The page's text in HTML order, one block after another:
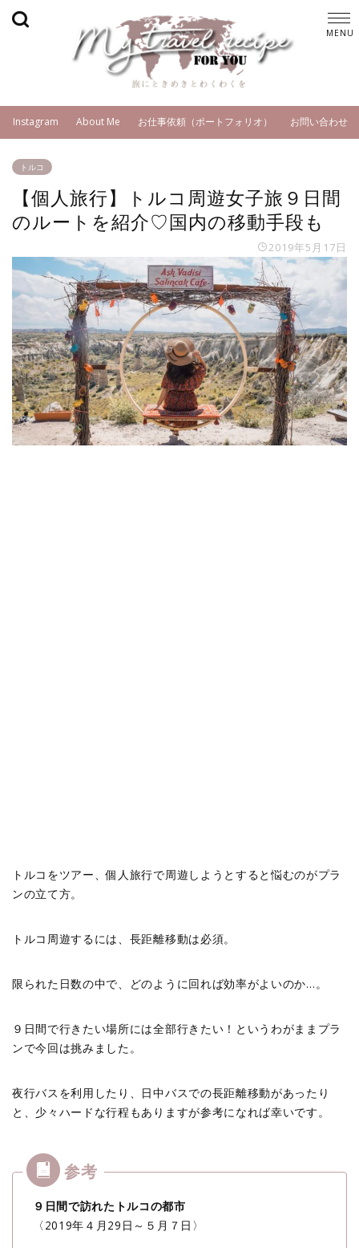
Instagram About Me お仕事依頼（ポートフォリオ） お問い合わせ
トルコ
【個人旅行】トルコ周遊女子旅９日間
のルートを紹介♡国内の移動手段も
2019年5月17日
トルコをツアー、個人旅行で周遊しようとすると悩むのがプラ
ンの立て方。
トルコ周遊するには、長距離移動は必須。
限られた日数の中で、どのように回れば効率がよいのか…。
９日間で行きたい場所には全部行きたい！というわがままプラ
ンで今回は挑みました。
夜行バスを利用したり、日中バスでの長距離移動があったり
と、少々ハードな行程もありますが参考になれば幸いです。
９日間で訪れたトルコの都市
〈2019年４月29日～５月７日〉